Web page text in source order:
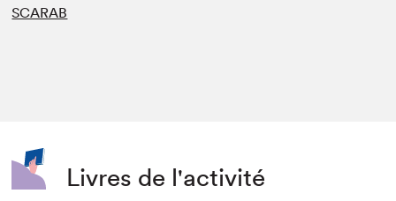
SCARAB
Livres de l'activité